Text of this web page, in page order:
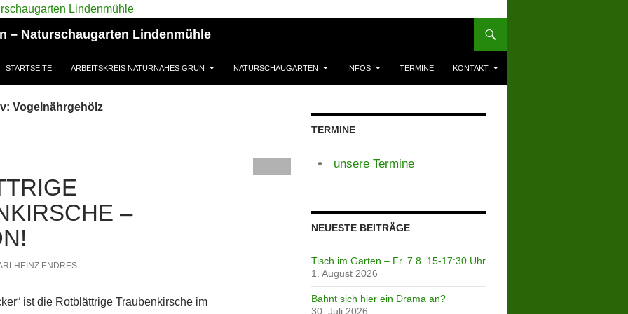
– Naturschaugarten Lindenmühle
STARTSEITE ARBEITSKREIS NATURNAHES GRÜN NATURSCHAUGARTEN INFOS TERMINE KONTAKT
Vogelnährgehölz
–
ENDRES
ist die Rotblättrige Traubenkirsche im
TERMINE
unsere Termine
NEUESTE BEITRÄGE
Tisch im Garten – Fr. 7.8. 15-17:30 Uhr
1. August 2026
Bahnt sich hier ein Drama an?
30. Juli 2026